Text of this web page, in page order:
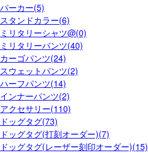
パーカー(5)
スタンドカラー(6)
ミリタリーシャツ@(0)
ミリタリーパンツ(40)
カーゴパンツ(24)
スウェットパンツ(2)
ハーフパンツ(14)
インナーパンツ(2)
アクセサリー(110)
ドッグタグ(73)
ドッグタグ(打刻オーダー)(7)
ドッグタグ(レーザー刻印オーダー)(15)